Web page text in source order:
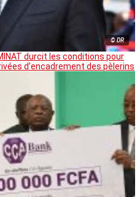
© DR
durcit les conditions pour
d’encadrement des pèlerins